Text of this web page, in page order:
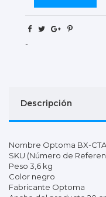
-
Descripción
Nombre Optoma BX-
SKU (Número de
Peso 3,6 kg
Color negro
Fabricante Optoma